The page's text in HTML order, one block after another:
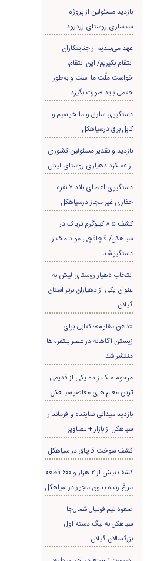
بازدید مسئولین از پروژه
سدسازی روستای زردرود
عهد می‌بندیم از جنایتکاران
انتقام بگیریم/ این انتقام،
خواست ملّت ما است و به‌طور
حتمی باید صورت بگیرد
دستگیری سارق و مالخر سیم و
کابل برق درسیاهکل
بازدید و تقدیر مسئولین کشوری
از عملکرد دهیاری روستای لیش
دستگیری اعضای باند ۷ نفره
حفاری غير مجاز درسیاهکل
کشف ۸.۵ کیلوگرم تریاک در
سیاهکل/ قاچاقچی مواد مخدر
دستگیر شد
انتخاب دهیار روستای لیش به
عنوان یکی از دهیاران برتر استان
گیلان
«ذهن مقاوم»؛ کتابی برای
زیستن آگاهانه در عصر پلتفرم‌ها
منتشر شد
مرحوم ملک زاده یکی از قدیمی
ترین معلم های معاصر سیاهکل
بازدید میدانی نماینده و فرماندار
سیاهکل از بازار + تصاویر
کشف سوخت قاچاق در سياهکل
کشف بیش از ۲ هزار و ۶۰۰ قطعه
مرغ زنده بدون مجوز در سیاهکل
صعود تیم فوتبال شمال‌جا‌
سیاهکل به لیگ دسته اول
بزرگسالان گیلان